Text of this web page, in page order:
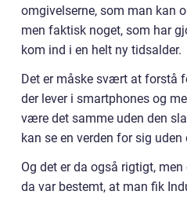
omgivelserne, som man kan
men faktisk noget, som har
kom ind i en helt ny tidsalder.
Det er måske svært at forstå
der lever i smartphones og
være det samme uden den
kan se en verden for sig uden
Og det er da også rigtigt,
da var bestemt, at man fik